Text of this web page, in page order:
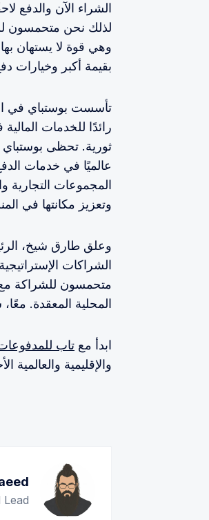
الشراء الآن والدفع
لذلك نحن متحمسون
وهي قوة لا يستهان
بقيمة أكبر وخيارات
رائدًا للخدمات
ثورية. تحظى بوستباي
عالميًا في خدمات
المجموعات التجارية
وتعزيز مكانتها في
وعلق طارق شيخ،
الشراكات
متحمسون للشراكة مع
المحلية المعقدة.
ابدأ مع تاب
والإقليمية والعالمية
Lead